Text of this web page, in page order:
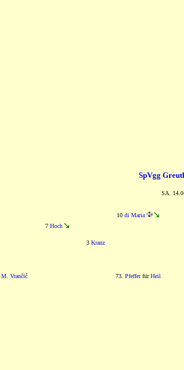
SpVgg
SA.
10 di Maria
7 Hoch
3 Kranz
M. Vrančić 73. PfefferfürHeil